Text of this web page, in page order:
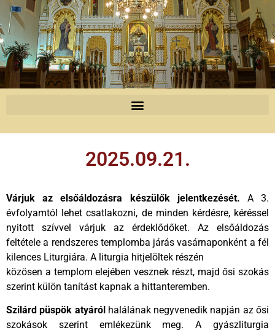
2025.09.21.
Várjuk az elsőáldozásra készülők jelentkezését. A 3.
évfolyamtól lehet csatlakozni, de minden kérdésre, kéréssel
nyitott szívvel várjuk az érdeklődőket. Az elsőáldozás
feltétele a rendszeres templomba járás vasárnaponként a fél
kilences Liturgiára. A liturgia hitjelöltek részén
közösen a templom elejében vesznek részt, majd ősi szokás
szerint külön tanítást kapnak a hittanteremben.
Szilárd püspök atyáról halálának negyvenedik napján az ősi
szokások szerint emlékezünk meg. A gyászliturgia